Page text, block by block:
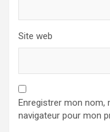
Site web
Enregistrer mon
navigateur pour mon